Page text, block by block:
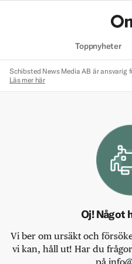
Toppnyheter
Schibsted News Media AB är ansvarig
Läs mer här
Oj! Något
Vi ber om ursäkt och
vi kan, håll ut! Har du